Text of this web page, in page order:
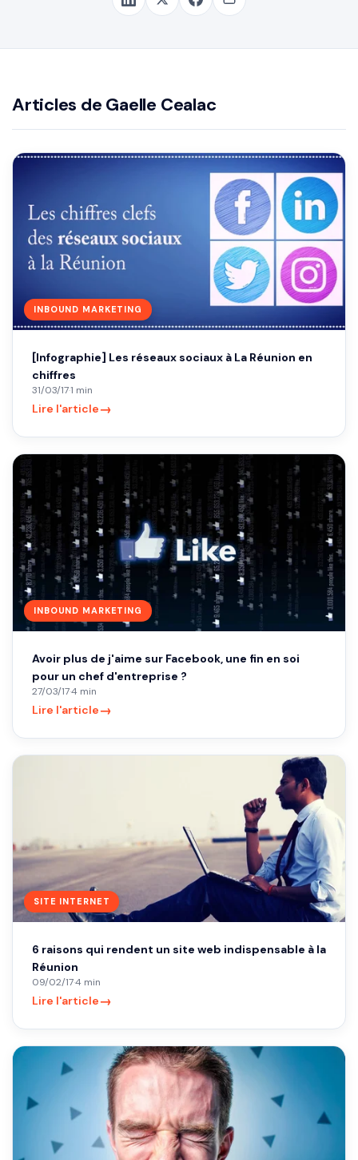
Articles de Gaelle Cealac
INBOUND MARKETING
[Infographie] Les réseaux sociaux à La Réunion en
chiffres
31/03/17·1 min
Lire l'article→
INBOUND MARKETING
Avoir plus de j'aime sur Facebook, une fin en soi
pour un chef d'entreprise ?
27/03/17·4 min
Lire l'article→
SITE INTERNET
6 raisons qui rendent un site web indispensable à la
Réunion
09/02/17·4 min
Lire l'article→